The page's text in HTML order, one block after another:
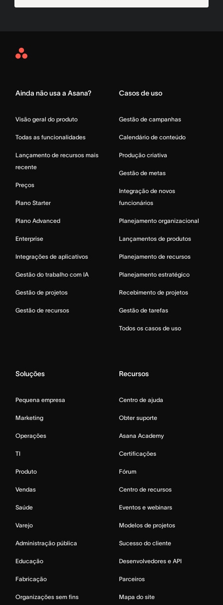
Asana
Ainda não usa a Asana?
Visão geral do produto
Todas as funcionalidades
Lançamento de recursos mais
recente
Preços
Plano Starter
Plano Advanced
Enterprise
Integrações de aplicativos
Gestão do trabalho com IA
Gestão de projetos
Gestão de recursos
Casos de uso
Gestão de campanhas
Calendário de conteúdo
Produção criativa
Gestão de metas
Integração de novos
funcionários
Planejamento organizacional
Lançamentos de produtos
Planejamento de recursos
Planejamento estratégico
Recebimento de projetos
Gestão de tarefas
Todos os casos de uso
Soluções
Pequena empresa
Marketing
Operações
TI
Produto
Vendas
Saúde
Varejo
Administração pública
Educação
Fabricação
Organizações sem fins
Recursos
Centro de ajuda
Obter suporte
Asana Academy
Certificações
Fórum
Centro de recursos
Eventos e webinars
Modelos de projetos
Sucesso do cliente
Desenvolvedores e API
Parceiros
Mapa do site